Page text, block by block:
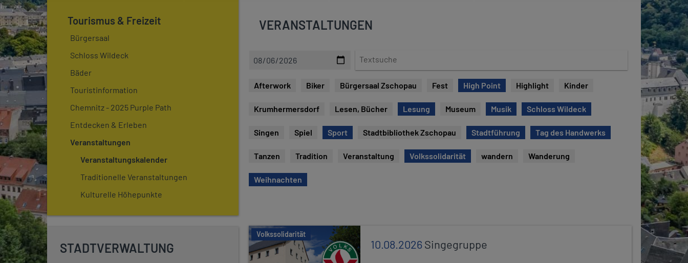
Tourismus & Freizeit
Bürgersaal
Schloss Wildeck
Bäder
Touristinformation
Chemnitz - 2025 Purple Path
Entdecken & Erleben
Veranstaltungen
Veranstaltungskalender
Traditionelle Veranstaltungen
Kulturelle Höhepunkte
STADTVERWALTUNG
VERANSTALTUNGEN
t
u
Afterwork Biker Bürgersaal Zschopau Fest High Point Highlight Kinder
Krumhermersdorf Lesen, Bücher Lesung Museum Musik Schloss Wildeck
Singen Spiel Sport Stadtbibliothek Zschopau Stadtführung Tag des Handwerks
Tanzen Tradition Veranstaltung Volkssolidarität wandern Wanderung
Weihnachten
Volkssolidarität
10.08.2026Singegruppe